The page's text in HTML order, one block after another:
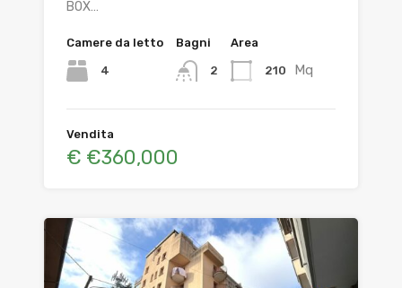
BOX…
Camere da letto
4
Bagni
2
Area
210 Mq
Vendita
€ €360,000